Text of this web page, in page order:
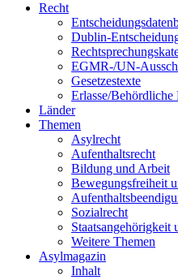
Recht
Dublin-
EGMR-/UN-
Gesetzestexte
Erlasse/
Länder
Themen
Asylrecht
Aufenthaltsrecht
Bildung und Arbeit
Bewegungsfreiheit
Sozialrecht
Staatsangehörigkeit
Weitere Themen
Asylmagazin
Inhalt